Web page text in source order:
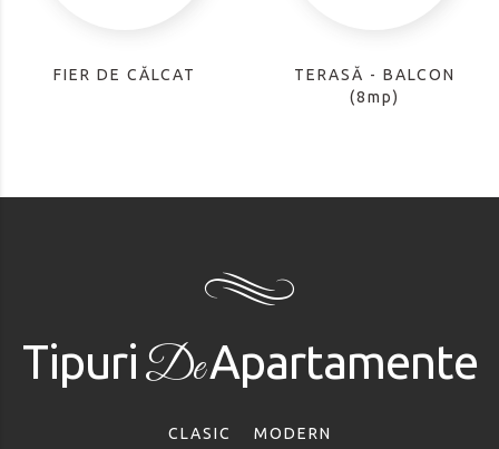
FIER DE CĂLCAT
TERASĂ - BALCON
(8mp)
TipuriDeApartamente
CLASIC MODERN